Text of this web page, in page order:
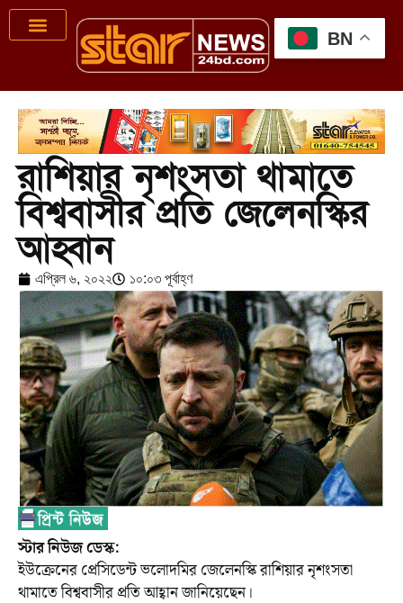
রাশিয়ার নৃশংসতা থামাতে
বিশ্ববাসীর প্রতি জেলেনস্কির
আহ্বান
এপ্রিল ৬, ২০২২ ১০:০৩ পূর্বাহ্ণ
স্টার নিউজ ডেস্ক:
ইউক্রেনের প্রেসিডেন্ট ভলোদমির জেলেনস্কি রাশিয়ার নৃশংসতা
থামাতে বিশ্ববাসীর প্রতি আহ্বান জানিয়েছেন।
BN